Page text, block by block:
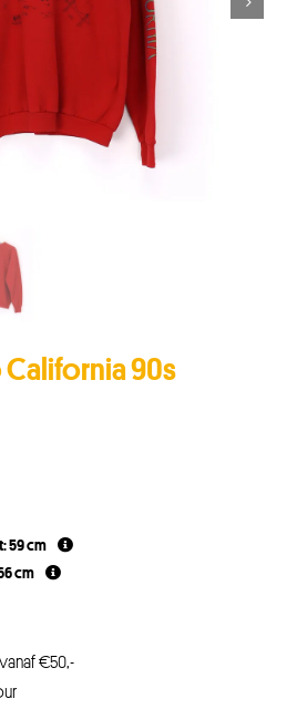
California 90s
59 cm
cm
€50,-